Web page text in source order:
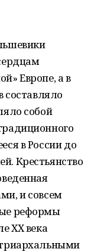
Европе, а в
составляло
собой
в России до
Крестьянство
и совсем
реформы
ХХ века